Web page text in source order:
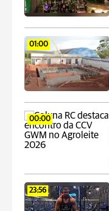
01:00
00:00
23:56